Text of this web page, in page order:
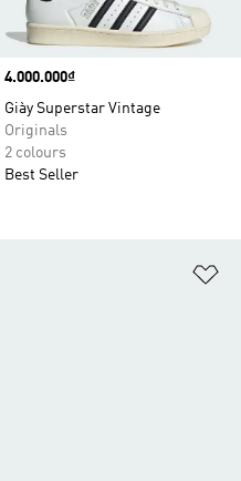
Price
4.000.000₫
Giày Superstar Vintage
Originals
2 colours
Best Seller